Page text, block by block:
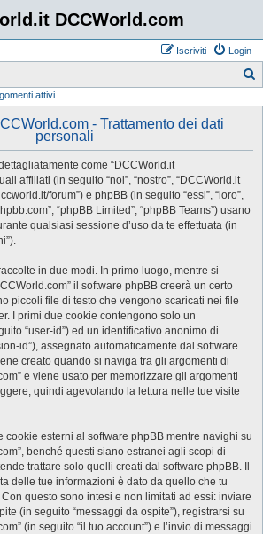
DCCWorld.com
Login
Iscriviti
attivi
- Trattamento dei dati
personali
come “DCCWorld.it
affiliati (in seguito “noi”, “nostro”, “DCCWorld.it
forum”) e phpBB (in seguito “essi”, “loro”,
“phpBB Limited”, “phpBB Teams”) usano
qualsiasi sessione d’uso da te effettuata (in
in due modi. In primo luogo, mentre si
il software phpBB creerà un certo
piccoli file di testo che vengono scaricati nei file
I primi due cookie contengono solo un
“user-id”) ed un identificativo anonimo di
id”), assegnato automaticamente dal software
creato quando si naviga tra gli argomenti di
e viene usato per memorizzare gli argomenti
quindi agevolando la lettura nelle tue visite
cookie esterni al software phpBB mentre navighi su
benché questi siano estranei agli scopi di
trattare solo quelli creati dal software phpBB. Il
delle tue informazioni è dato da quello che tu
questo sono intesi e non limitati ad essi: inviare
(in seguito “messaggi da ospite”), registrarsi su
(in seguito “il tuo account”) e l’invio di messaggi